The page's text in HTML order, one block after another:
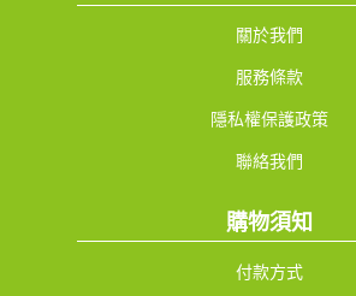
關於我們
服務條款
隱私權保護政策
聯絡我們
購物須知
付款方式